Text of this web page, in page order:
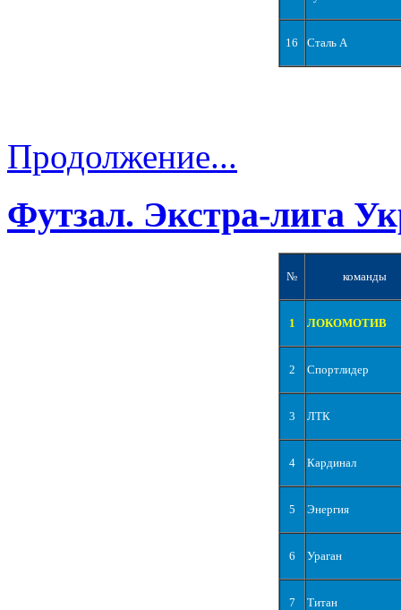
16 Сталь А
Продолжение...
Футзал. Экстра-лига
№ команды
1 ЛОКОМОТИВ
2 Спортлидер
3 ЛТК
4 Кардинал
5 Энергия
6 Ураган
7 Титан